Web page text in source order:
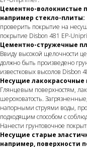
Цементно-волокнистые
например стекло-плиты:
проверить покрытие на
покрытие Disbon 481 EP-
Цементно-стружечные
Ввиду высокой щелочности
должно быть произведено
известковых высолов Disbon
Несущие лакокрасочные
Глянцевым поверхностям,
шероховатость.
напорными струями воды,
подходящим способом с
Нанести грунтовочное
Несущие старые
например, поверхности